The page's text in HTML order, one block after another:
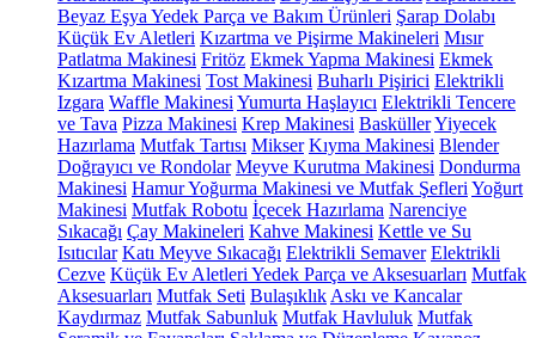
Beyaz Eşya Yedek Parça ve Bakım Ürünleri Şarap Dolabı
Küçük Ev Aletleri Kızartma ve Pişirme Makineleri Mısır
Patlatma Makinesi Fritöz Ekmek Yapma Makinesi Ekmek
Kızartma Makinesi Tost Makinesi Buharlı Pişirici Elektrikli
Izgara Waffle Makinesi Yumurta Haşlayıcı Elektrikli Tencere
ve Tava Pizza Makinesi Krep Makinesi BasküllerYiyecek
Hazırlama Mutfak Tartısı Mikser Kıyma Makinesi Blender
Doğrayıcı ve Rondolar Meyve Kurutma Makinesi Dondurma
Makinesi Hamur Yoğurma Makinesi ve Mutfak Şefleri Yoğurt
Makinesi Mutfak Robotu İçecek Hazırlama Narenciye
Sıkacağı Çay Makineleri Kahve Makinesi Kettle ve Su
Isıtıcılar Katı Meyve Sıkacağı Elektrikli Semaver Elektrikli
Cezve Küçük Ev Aletleri Yedek Parça ve Aksesuarları Mutfak
Aksesuarları Mutfak Seti Bulaşıklık Askı ve Kancalar
Kaydırmaz Mutfak Sabunluk Mutfak Havluluk Mutfak